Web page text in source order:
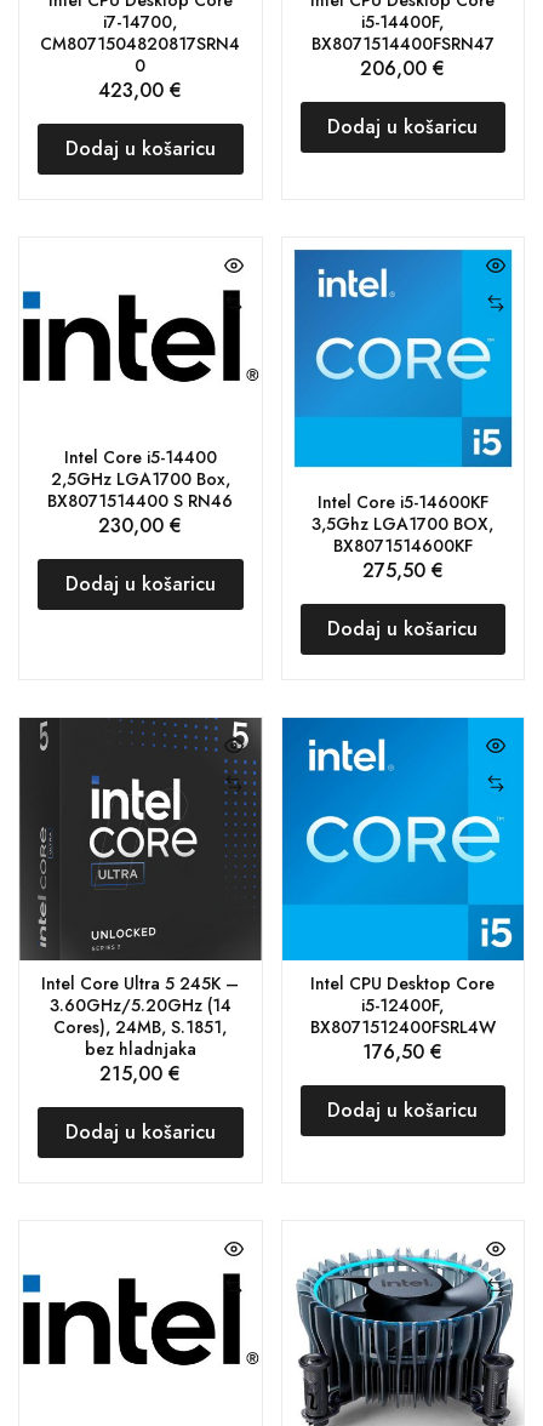
i7-14700,
CM8071504820817SRN4
0
423,00€
Dodaj u košaricu
i5-14400F,
BX8071514400FSRN47
206,00€
Dodaj u košaricu
Intel Core i5-14400
2,5GHz LGA1700 Box,
BX8071514400 S RN46
230,00€
Dodaj u košaricu
Intel Core i5-14600KF
3,5Ghz LGA1700 BOX,
BX8071514600KF
275,50 €
Dodaj u košaricu
Intel Core Ultra 5 245K –
3.60GHz/5.20GHz (14
Cores), 24MB, S.1851,
bez hladnjaka
215,00€
Dodaj u košaricu
Intel CPU Desktop Core
i5-12400F,
BX8071512400FSRL4W
176,50€
Dodaj u košaricu